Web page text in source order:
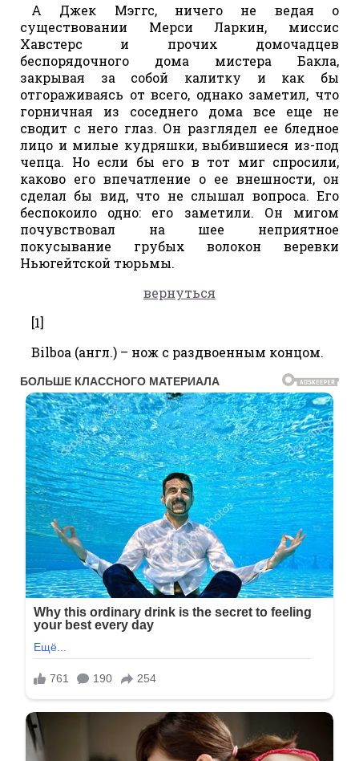
А Джек Мэггс, ничего не ведая о
существовании Мерси Ларкин, миссис
Хавстерс и прочих домочадцев
беспорядочного дома мистера Бакла,
закрывая за собой калитку и как бы
отгораживаясь от всего, однако заметил, что
горничная из соседнего дома все еще не
сводит с него глаз. Он разглядел ее бледное
лицо и милые кудряшки, выбившиеся из-под
чепца. Но если бы его в тот миг спросили,
каково его впечатление о ее внешности, он
сделал бы вид, что не слышал вопроса. Его
беспокоило одно: его заметили. Он мигом
почувствовал на шее неприятное
покусывание грубых волокон веревки
Ньюгейтской тюрьмы.
вернуться
[1]
Bilboa (англ.) – нож с раздвоенным концом.